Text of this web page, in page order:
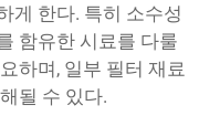
게 한다. 특히 소수성
함유한 시료를 다룰
하며, 일부 필터 재료
될 수 있다.